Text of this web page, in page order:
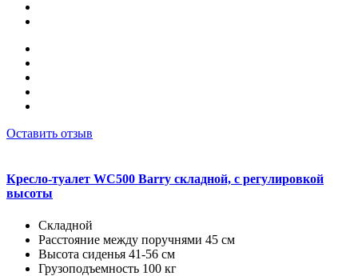
Оставить отзыв
Кресло-туалет WC500 Barry складной, с регулировкой
высоты
Складной
Расстояние между поручнями 45 см
Высота сиденья 41-56 см
Грузоподъемность 100 кг